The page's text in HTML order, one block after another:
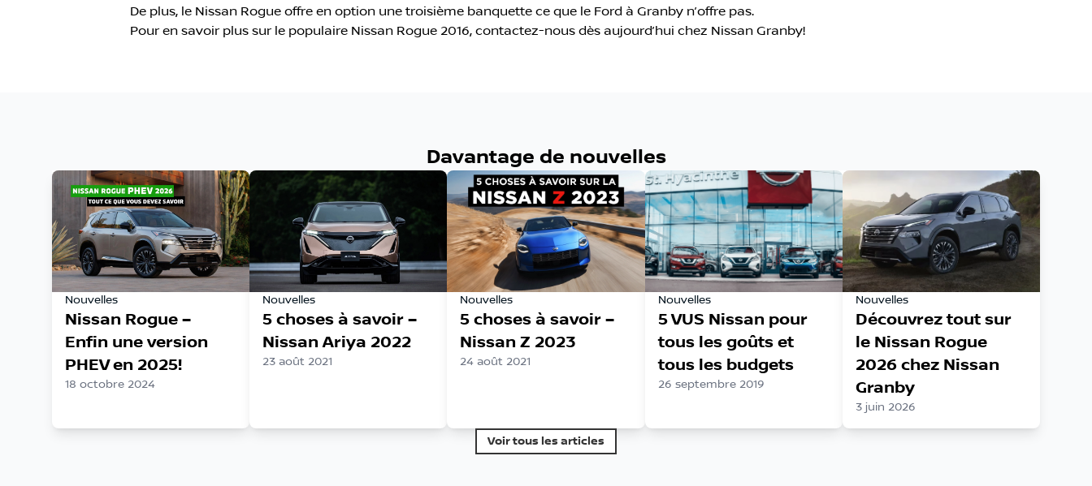
De plus, le Nissan Rogue offre en option une troisième banquette ce que le Ford à Granby n’offre pas.
Pour en savoir plus sur le populaire Nissan Rogue 2016, contactez-nous dès aujourd’hui chez Nissan Granby!
Davantage de nouvelles
Nouvelles
Nissan Rogue –
Enfin une version
PHEV en 2025!
18 octobre 2024
Nouvelles
5 choses à savoir –
Nissan Ariya 2022
23 août 2021
Nouvelles
5 choses à savoir –
Nissan Z 2023
24 août 2021
Nouvelles
5 VUS Nissan pour
tous les goûts et
tous les budgets
26 septembre 2019
Nouvelles
Découvrez tout sur
le Nissan Rogue
2026 chez Nissan
Granby
3 juin 2026
Voir tous les articles